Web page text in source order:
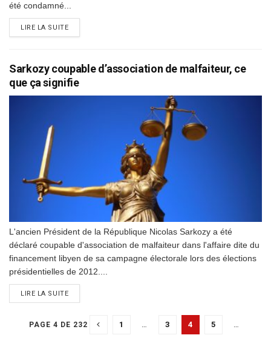
été condamné...
LIRE LA SUITEDETAILS
Sarkozy coupable d’association de malfaiteur, ce
que ça signifie
L'ancien Président de la République Nicolas Sarkozy a été
déclaré coupable d'association de malfaiteur dans l'affaire dite du
financement libyen de sa campagne électorale lors des élections
présidentielles de 2012....
LIRE LA SUITEDETAILS
PAGE 4 DE 232 1 … 3 4 5 …